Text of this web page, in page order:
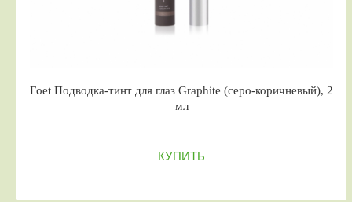
Foet Подводка-тинт для глаз Graphite (серо-коричневый), 2
мл
КУПИТЬ